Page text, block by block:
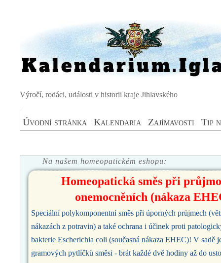
Výročí, rodáci, události v historii kraje Jihlavského
Úvodní stránka Kalendaria Zajímavosti Tip
Na našem homeopatickém eshopu:
Homeopatická směs při
onemocněních (nákaza
Speciální polykomponentní směs při úporných průjmech
nákazách z potravin) a také ochrana i účinek proti
bakterie Escherichia coli (současná nákaza EHEC)! V sadě
gramových pytlíčků směsi - brát každé dvě hodiny až do